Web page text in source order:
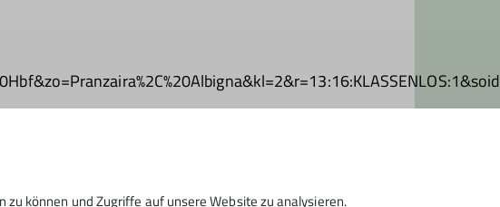
können und Zugriffe auf unsere Website zu analysieren.